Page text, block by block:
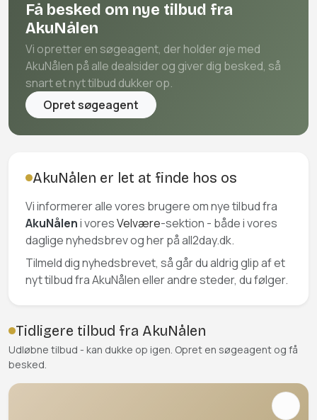
Få besked om nye tilbud fra
AkuNålen
Vi opretter en søgeagent, der holder øje med
AkuNålen på alle dealsider og giver dig besked, så
snart et nyt tilbud dukker op.
Opret søgeagent
AkuNålen er let at finde hos os
Vi informerer alle vores brugere om nye tilbud fra
AkuNåleni voresVelvære-sektion - både i vores
daglige nyhedsbrev og her på all2day.dk.
Tilmeld dig nyhedsbrevet, så går du aldrig glip af et
nyt tilbud fra AkuNålen eller andre steder, du følger.
Tidligere tilbud fra AkuNålen
Udløbne tilbud - kan dukke op igen. Opret en søgeagent og få
besked.